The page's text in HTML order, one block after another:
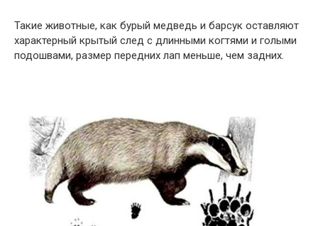
Такие животные, как бурый медведь и барсук оставляют
характерный крытый след с длинными когтями и голыми
подошвами, размер передних лап меньше, чем задних.